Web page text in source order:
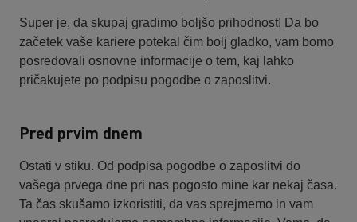
Super je, da skupaj gradimo boljšo prihodnost! Da bo
začetek vaše kariere potekal čim bolj gladko, vam bomo
posredovali osnovne informacije o tem, kaj lahko
pričakujete po podpisu pogodbe o zaposlitvi.
Pred prvim dnem
Ostati v stiku. Od podpisa pogodbe o zaposlitvi do
vašega prvega dne pri nas pogosto mine kar nekaj časa.
Ta čas skušamo izkoristiti, da vas sprejmemo in vam